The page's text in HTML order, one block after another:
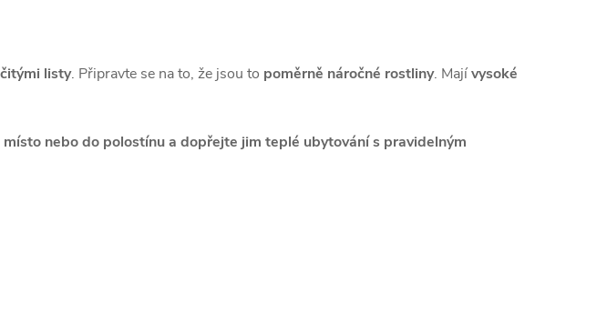
listy. Připravte se na to, že jsou to poměrně náročné rostliny. Majívysoké
nebo do polostínu a dopřejte jim teplé ubytování s pravidelným